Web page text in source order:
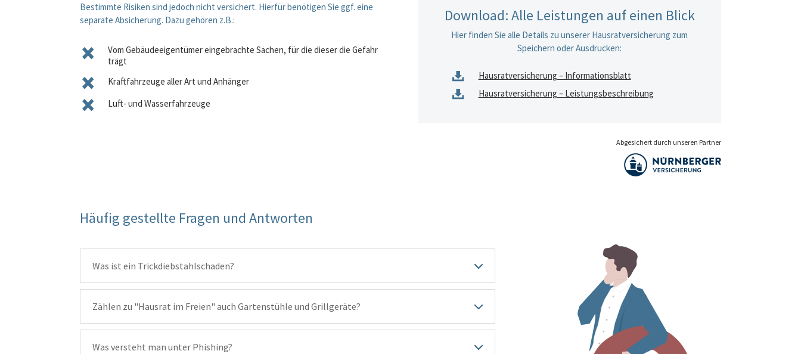
Bestimmte Risiken sind jedoch nicht versichert. Hierfür benötigen Sie ggf. eine
separate Absicherung. Dazu gehören z.B.:
Vom Gebäudeeigentümer eingebrachte Sachen, für die dieser die Gefahr
trägt
Kraftfahrzeuge aller Art und Anhänger
Luft- und Wasserfahrzeuge
Download: Alle Leistungen auf einen Blick
Hier finden Sie alle Details zu unserer Hausratversicherung zum
Speichern oder Ausdrucken:
Hausratversicherung – Informationsblatt
Hausratversicherung – Leistungsbeschreibung
Abgesichert durch unseren Partner
Häufig gestellte Fragen und Antworten
Was ist ein Trickdiebstahlschaden?
Zählen zu "Hausrat im Freien" auch Gartenstühle und Grillgeräte?
Was versteht man unter Phishing?